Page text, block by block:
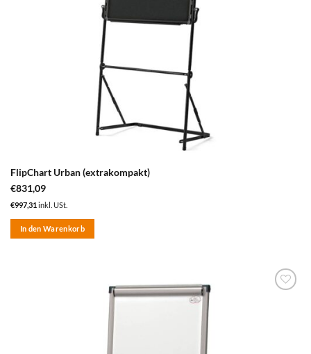
FlipChart Urban (extrakompakt)
€831,09
€997,31 inkl. USt.
In den Warenkorb